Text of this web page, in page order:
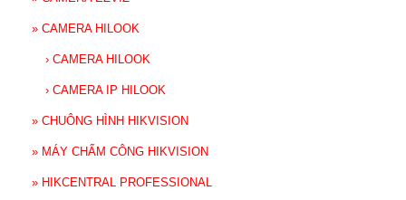
» CAMERA HILOOK
› CAMERA HILOOK
› CAMERA IP HILOOK
» CHUÔNG HÌNH HIKVISION
» MÁY CHẤM CÔNG HIKVISION
» HIKCENTRAL PROFESSIONAL